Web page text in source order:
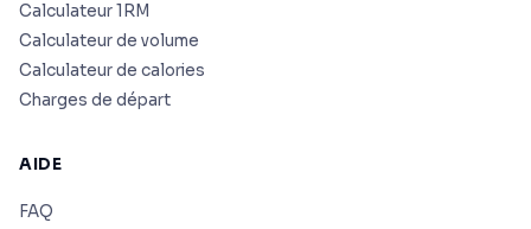
Calculateur 1RM
Calculateur de volume
Calculateur de calories
Charges de départ
AIDE
FAQ